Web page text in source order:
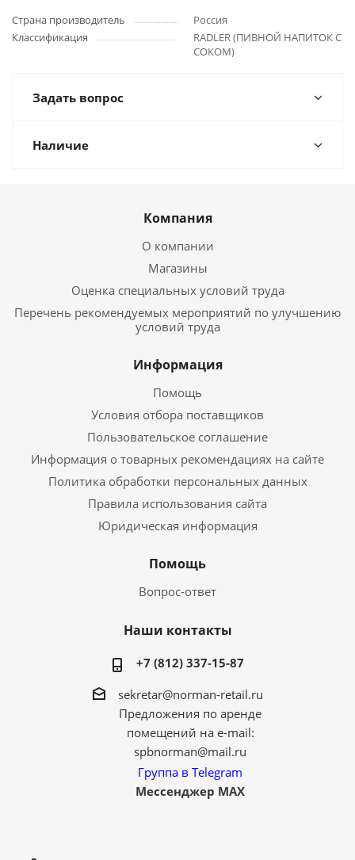
Страна производитель
Россия
Классификация
RADLER (ПИВНОЙ НАПИТОК С
СОКОМ)
Задать вопрос
Наличие
Компания
О компании
Магазины
Оценка специальных условий труда
Перечень рекомендуемых мероприятий по улучшению
условий труда
Информация
Помощь
Условия отбора поставщиков
Пользовательское соглашение
Информация о товарных рекомендациях на сайте
Политика обработки персональных данных
Правила использования сайта
Юридическая информация
Помощь
Вопрос-ответ
Наши контакты
+7 (812) 337-15-87
sekretar@norman-retail.ru
Предложения по аренде
помещений на e-mail:
spbnorman@mail.ru
Группа в Telegram
Мессенджер MAX